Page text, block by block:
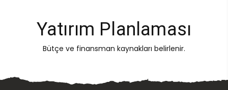
Yatırım Planlaması
Bütçe ve finansman kaynakları belirlenir.